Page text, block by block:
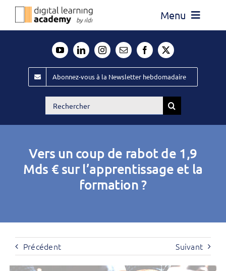
Passer
Menu
Évènements ILDI
Offres d’emploi
Publiez
Abonnez-vous à la Newsletter hebdomadaire
Rechercher:
Vers un coup de rabot de 1,9
Mds € sur l’apprentissage et la
formation ?
Précédent Suivant